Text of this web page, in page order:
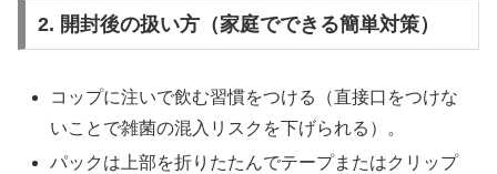
2. 開封後の扱い方（家庭でできる簡単対策）
コップに注いで飲む習慣をつける（直接口をつけな
いことで雑菌の混入リスクを下げられる）。
パックは上部を折りたたんでテープまたはクリップ